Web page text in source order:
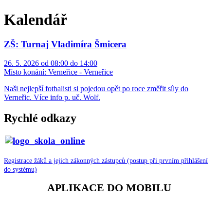
Kalendář
ZŠ: Turnaj Vladimíra Šmicera
26. 5. 2026 od 08:00 do 14:00
Místo konání: Verneřice - Verneřice
Naši nejlepší fotbalisti si pojedou opět po roce změřit síly do
Verneřic. Více info p. uč. Wolf.
Rychlé odkazy
Registrace žáků a jejich zákonných zástupců (postup při prvním přihlášení
do systému)
APLIKACE DO MOBILU